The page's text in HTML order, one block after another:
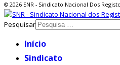
© 2026 SNR - Sindicato Nacional Dos
Pesquisar
Início
Sindicato